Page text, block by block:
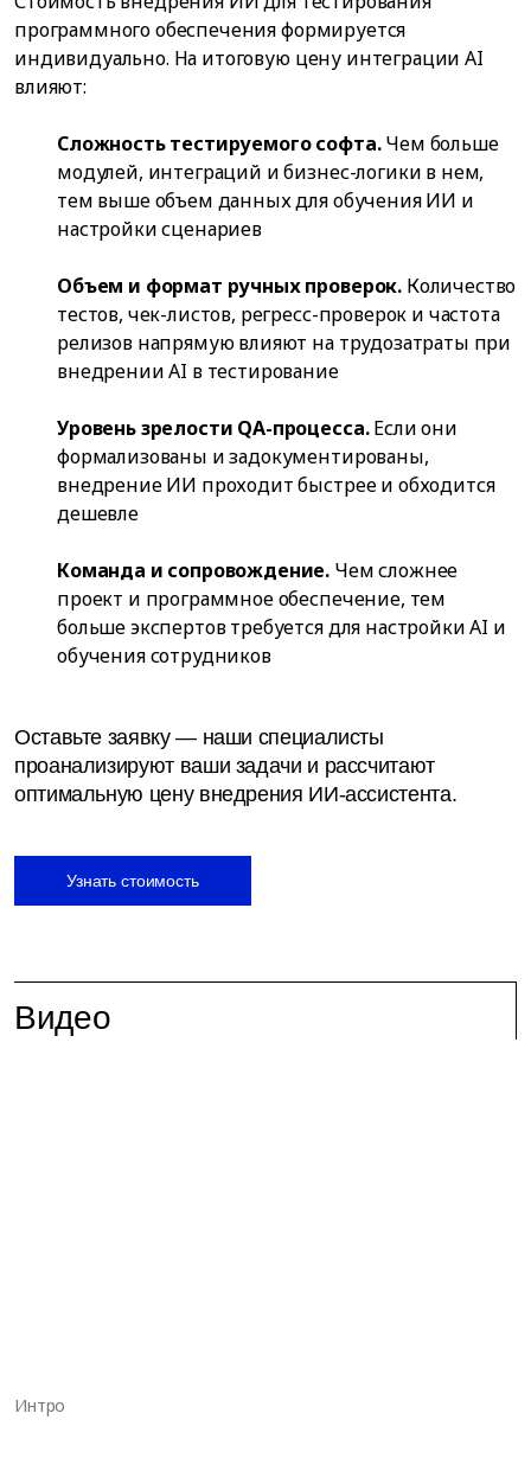
программного обеспечения формируется
индивидуально. На итоговую цену интеграции AI
влияют:
Сложность тестируемого софта.Чем больше
модулей, интеграций и бизнес-логики в нем,
тем выше объем данных для обучения ИИ и
настройки сценариев
Объем и формат ручных проверок. Количество
тестов, чек-листов, регресс-проверок и частота
релизов напрямую влияют на трудозатраты при
внедрении AI в тестирование
Уровень зрелости QA-процесса.Если они
формализованы и задокументированы,
внедрение ИИ проходит быстрее и обходится
дешевле
Команда и сопровождение. Чем сложнее
проект и программное обеспечение, тем
больше экспертов требуется для настройки AI и
обучения сотрудников
Оставьте заявку — наши специалисты
проанализируют ваши задачи и рассчитают
оптимальную цену внедрения ИИ-ассистента.
Узнать стоимость
Видео
Интро